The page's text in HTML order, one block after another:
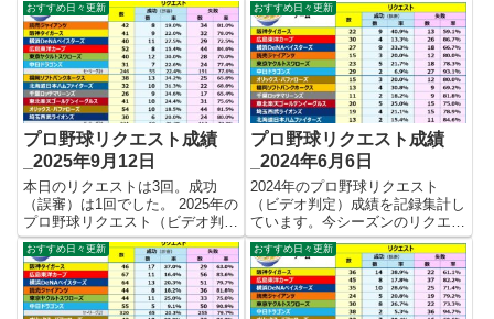
今シーズンのリクエスト成功率は
これで23.4%。リクエスト数440
回、成功103回、失敗337回とな
りました。 【リク...
ます。登録不要のゲストユーザー
で可能なので気軽にどうぞ！
★評価結果 あなたの★評価＆コ
メント
おすすめ日々更新
プロ野球リクエスト成績
_2025年9月12日
本日のリクエストは3回。成功
（誤審）は1回でした。 2025年の
プロ野球リクエスト（ビデオ判
定）成績を記録集計しています。
今シーズンのリクエスト成功率は
これで24.2%。リクエスト数467
回、成功113回、失敗354回とな
りました。 【リク...
おすすめ日々更新
プロ野球リクエスト成績
_2024年6月6日
2024年のプロ野球リクエスト
（ビデオ判定）成績を記録集計し
ています。今シーズンのリクエス
ト成功率はここまで21.9%。リク
エスト数237回、成功52回、失敗
185回です。 本日のリクエストは
４回。成功（誤審）は１回でし
た。 【リクエスト結...
おすすめ日々更新 おすすめ日々更新